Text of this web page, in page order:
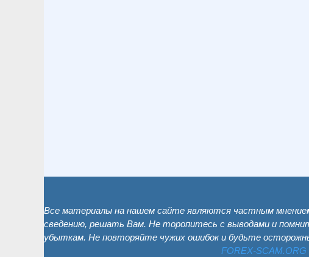
Все материалы на нашем сайте являются частным
сведению, решать Вам. Не торопитесь с выводами и
убыткам. Не повторяйте чужих ошибок и будьте
FOREX-SCAM.ОRG